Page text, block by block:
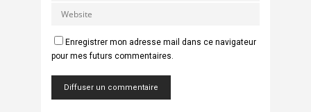
Enregistrer mon adresse mail dans ce navigateur
pour mes futurs commentaires.